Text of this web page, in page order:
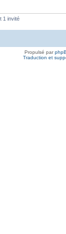
1 invité
Propulsé par
Traduction et